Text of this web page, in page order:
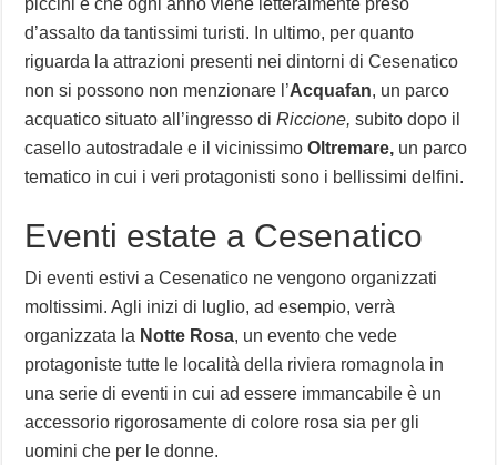
d’assalto da tantissimi turisti. In ultimo, per quanto
riguarda la attrazioni presenti nei dintorni di Cesenatico
non si possono non menzionare l’Acquafan, un parco
acquatico situato all’ingresso diRiccione, subito dopo il
casello autostradale e il vicinissimoOltremare, un parco
tematico in cui i veri protagonisti sono i bellissimi delfini.
Eventi estate a Cesenatico
Di eventi estivi a Cesenatico ne vengono organizzati
moltissimi. Agli inizi di luglio, ad esempio, verrà
organizzata la Notte Rosa, un evento che vede
protagoniste tutte le località della riviera romagnola in
una serie di eventi in cui ad essere immancabile è un
accessorio rigorosamente di colore rosa sia per gli
uomini che per le donne.